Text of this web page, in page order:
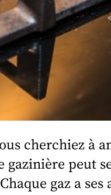
cherchiez
peut
gaz a